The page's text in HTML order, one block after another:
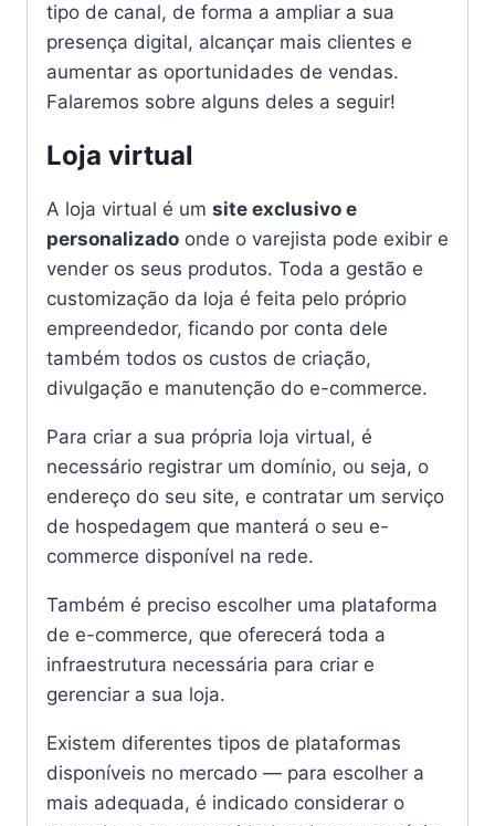
tipo de canal, de forma a ampliar a sua
presença digital, alcançar mais clientes e
aumentar as oportunidades de vendas.
Falaremos sobre alguns deles a seguir!
Loja virtual
A loja virtual é um site exclusivo e
personalizado onde o varejista pode exibir e
vender os seus produtos. Toda a gestão e
customização da loja é feita pelo próprio
empreendedor, ficando por conta dele
também todos os custos de criação,
divulgação e manutenção do e-commerce.
Para criar a sua própria loja virtual, é
necessário registrar um domínio, ou seja, o
endereço do seu site, e contratar um serviço
de hospedagem que manterá o seu e-
commerce disponível na rede.
Também é preciso escolher uma plataforma
de e-commerce, que oferecerá toda a
infraestrutura necessária para criar e
gerenciar a sua loja.
Existem diferentes tipos de plataformas
disponíveis no mercado — para escolher a
mais adequada, é indicado considerar o